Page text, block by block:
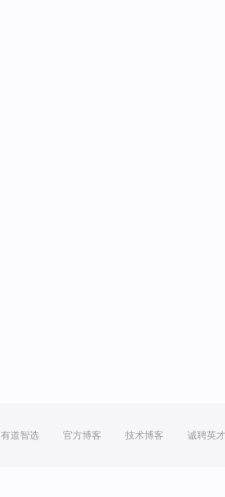
有道智选 官方博客 技术博客 诚聘英才